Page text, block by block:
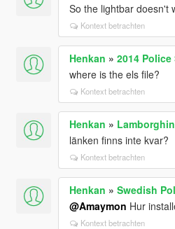
So the lightbar doesn't
Kontext betrachten
Henkan » 2014 Police
where is the els file?
Kontext betrachten
Henkan »
länken finns inte kvar?
Kontext betrachten
Henkan » Swedish
@Amaymon Hur
Kontext betrachten